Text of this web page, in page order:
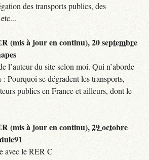
des transports publics, des
(mis à jour en continu),20 septembre
l’auteur du site selon moi. Qui n’aborde
Pourquoi se dégradent les transports,
publics en France et ailleurs, dont le
(mis à jour en continu),29 octobre
avec le RER C